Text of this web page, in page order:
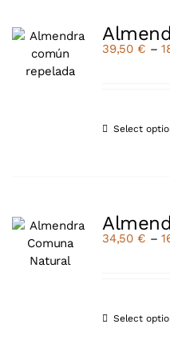
39,50 € –
Select
34,50 € –
Select